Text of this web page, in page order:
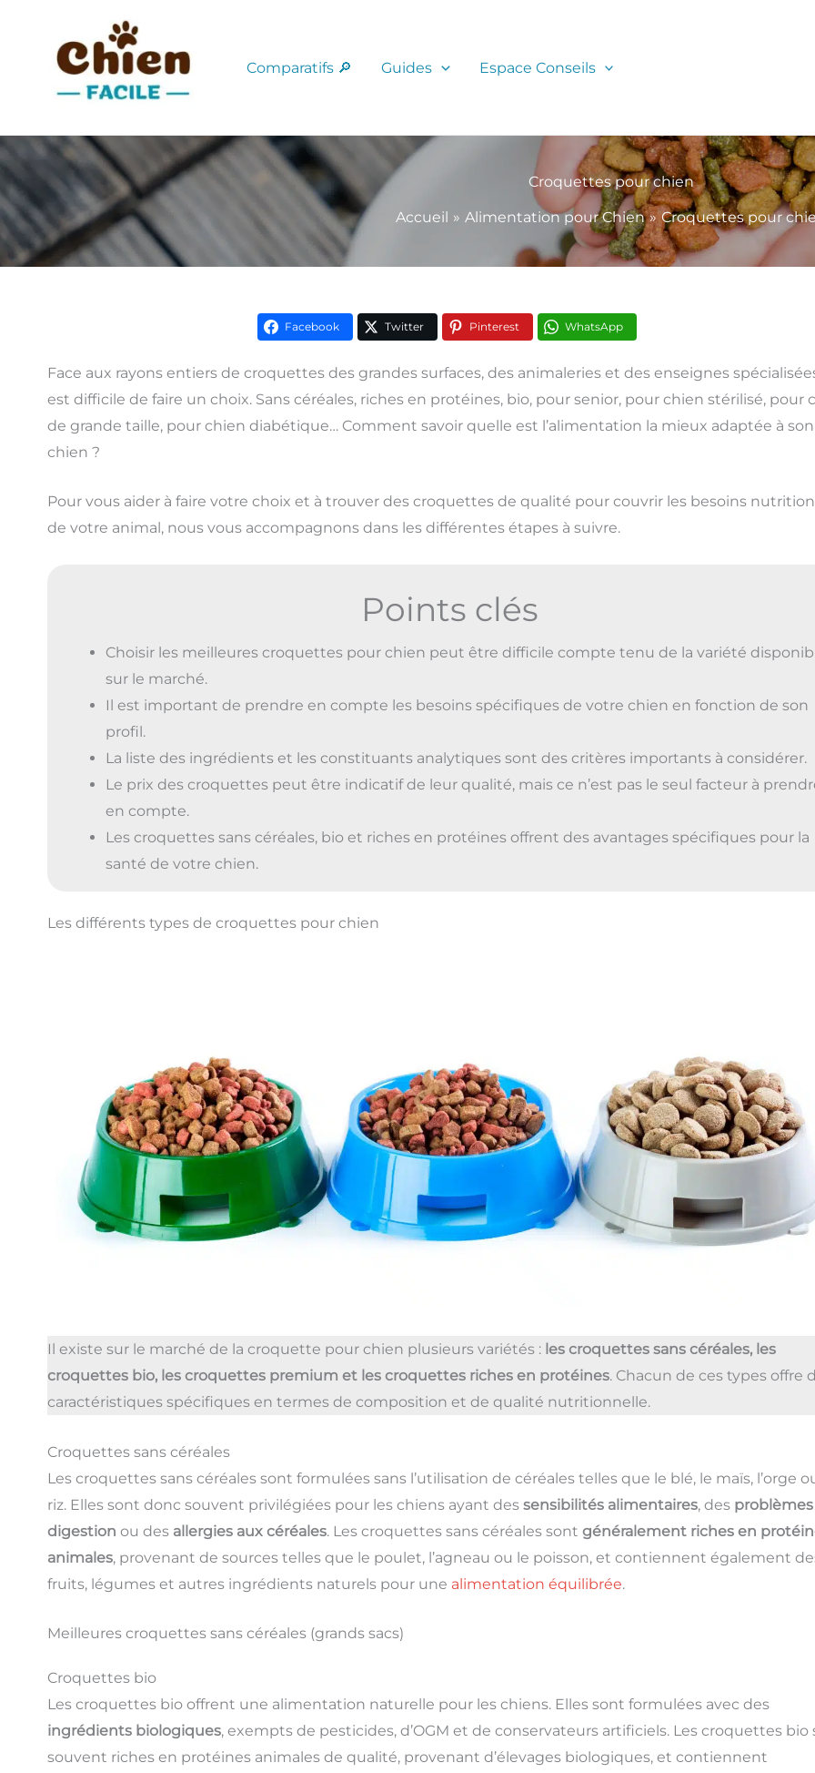
contenu
Comparatifs 🔎 Guides Espace Conseils
Croquettes pour chien
Accueil Alimentation pour Chien Croquettes pour
Facebook Twitter Pinterest WhatsApp
Face aux rayons entiers de croquettes des grandes surfaces, des animaleries et des enseignes
est difficile de faire un choix. Sans céréales, riches en protéines, bio, pour senior, pour chien stérilisé, pour
de grande taille, pour chien diabétique… Comment savoir quelle est l’alimentation la mieux adaptée à son
chien ?
Pour vous aider à faire votre choix et à trouver des croquettes de qualité pour couvrir les besoins
de votre animal, nous vous accompagnons dans les différentes étapes à suivre.
Points clés
Choisir les meilleures croquettes pour chien peut être difficile compte tenu de la variété
sur le marché.
Il est important de prendre en compte les besoins spécifiques de votre chien en fonction de son
profil.
La liste des ingrédients et les constituants analytiques sont des critères importants à considérer.
Le prix des croquettes peut être indicatif de leur qualité, mais ce n’est pas le seul facteur à
en compte.
Les croquettes sans céréales, bio et riches en protéines offrent des avantages spécifiques pour la
santé de votre chien.
Les différents types de croquettes pour chien
Il existe sur le marché de la croquette pour chien plusieurs variétés : les croquettes sans céréales, les
croquettes bio, les croquettes premium et les croquettes riches en protéines. Chacun de ces types offre
caractéristiques spécifiques en termes de composition et de qualité nutritionnelle.
Croquettes sans céréales
Les croquettes sans céréales sont formulées sans l’utilisation de céréales telles que le blé, le maïs, l’orge
riz. Elles sont donc souvent privilégiées pour les chiens ayant des sensibilités alimentaires, des
digestion ou des allergies aux céréales. Les croquettes sans céréales sont généralement riches en
animales, provenant de sources telles que le poulet, l’agneau ou le poisson, et contiennent également
fruits, légumes et autres ingrédients naturels pour une alimentation équilibrée.
Meilleures croquettes sans céréales (grands sacs)
Croquettes bio
Les croquettes bio offrent une alimentation naturelle pour les chiens. Elles sont formulées avec des
ingrédients biologiques, exempts de pesticides, d’OGM et de conservateurs artificiels. Les croquettes bio
souvent riches en protéines animales de qualité, provenant d’élevages biologiques, et contiennent